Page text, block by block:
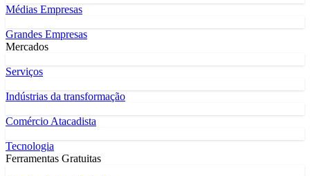
Médias Empresas
Grandes Empresas
Mercados
Serviços
Indústrias da transformação
Comércio Atacadista
Tecnologia
Ferramentas Gratuitas